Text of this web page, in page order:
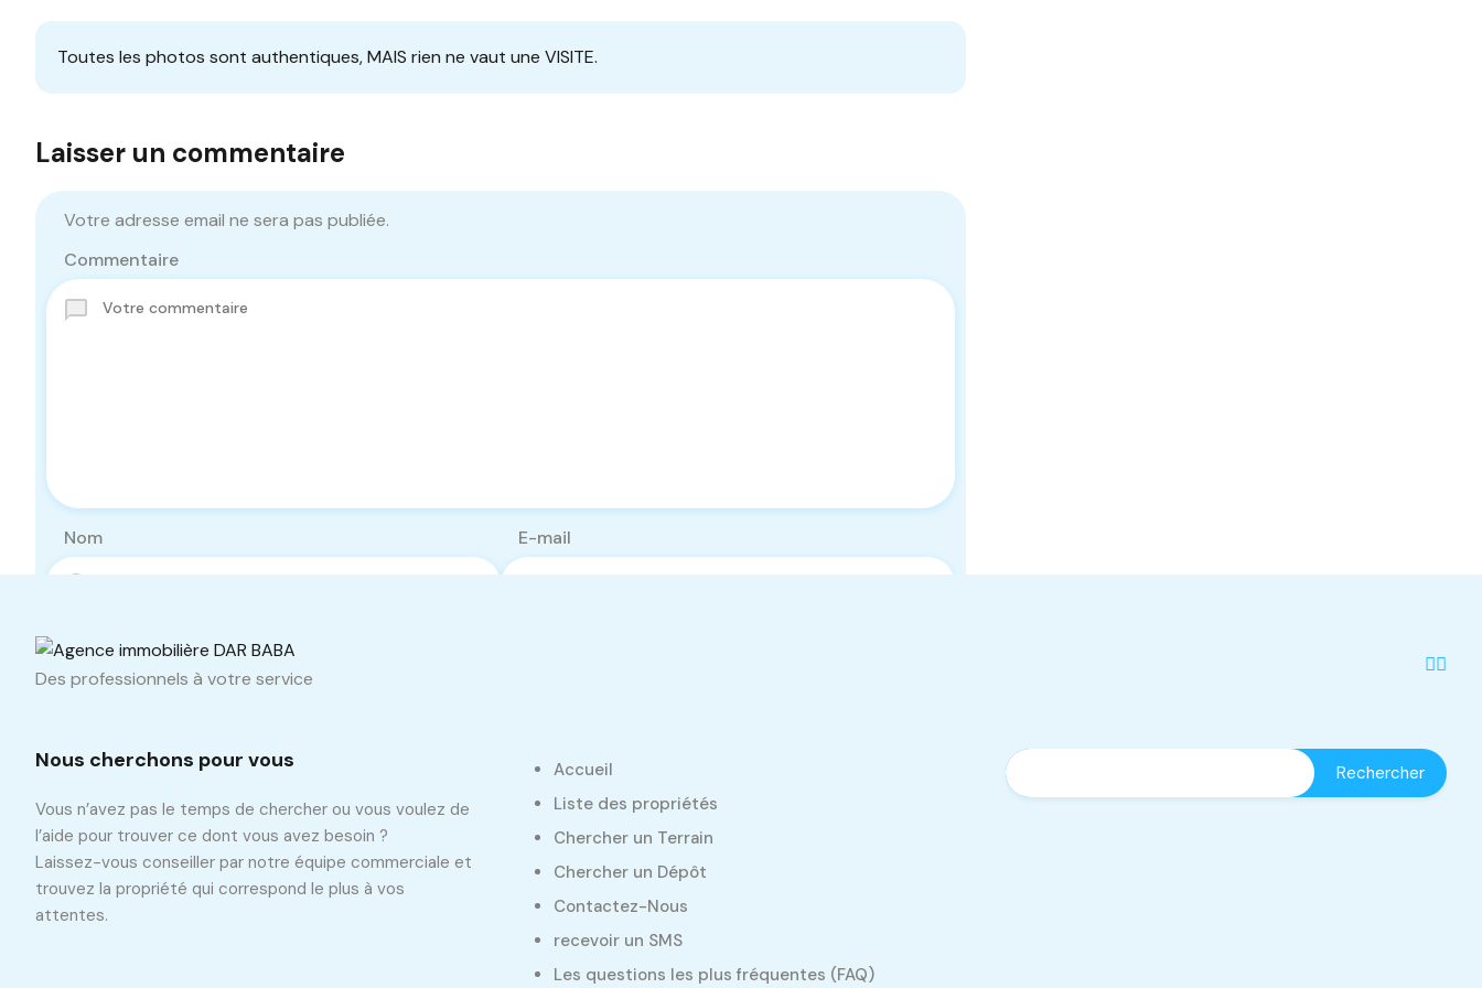
Toutes les photos sont authentiques, MAIS rien ne vaut une VISITE.
Laisser un commentaire
Votre adresse email ne sera pas publiée.
Commentaire
Nom E-mail
Téléphone
Des professionnels à votre service
Nous cherchons pour vous
Vous n’avez pas le temps de chercher ou vous voulez de
l’aide pour trouver ce dont vous avez besoin ?
Laissez-vous conseiller par notre équipe commerciale et
trouvez la propriété qui correspond le plus à vos
attentes.
Accueil
Liste des propriétés
Chercher un Terrain
Chercher un Dépôt
Contactez-Nous
recevoir un SMS
Les questions les plus fréquentes (FAQ)